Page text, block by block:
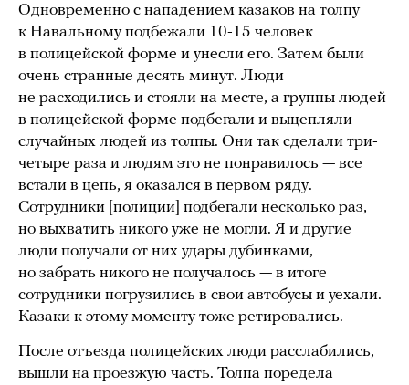
Одновременно с нападением казаков на толпу
к Навальному подбежали 10-15 человек
в полицейской форме и унесли его. Затем были
очень странные десять минут. Люди
не расходились и стояли на месте, а группы людей
в полицейской форме подбегали и выцепляли
случайных людей из толпы. Они так сделали три-
четыре раза и людям это не понравилось — все
встали в цепь, я оказался в первом ряду.
Сотрудники [полиции] подбегали несколько раз,
но выхватить никого уже не могли. Я и другие
люди получали от них удары дубинками,
но забрать никого не получалось — в итоге
сотрудники погрузились в свои автобусы и уехали.
Казаки к этому моменту тоже ретировались.
После отъезда полицейских люди расслабились,
вышли на проезжую часть. Толпа поредела